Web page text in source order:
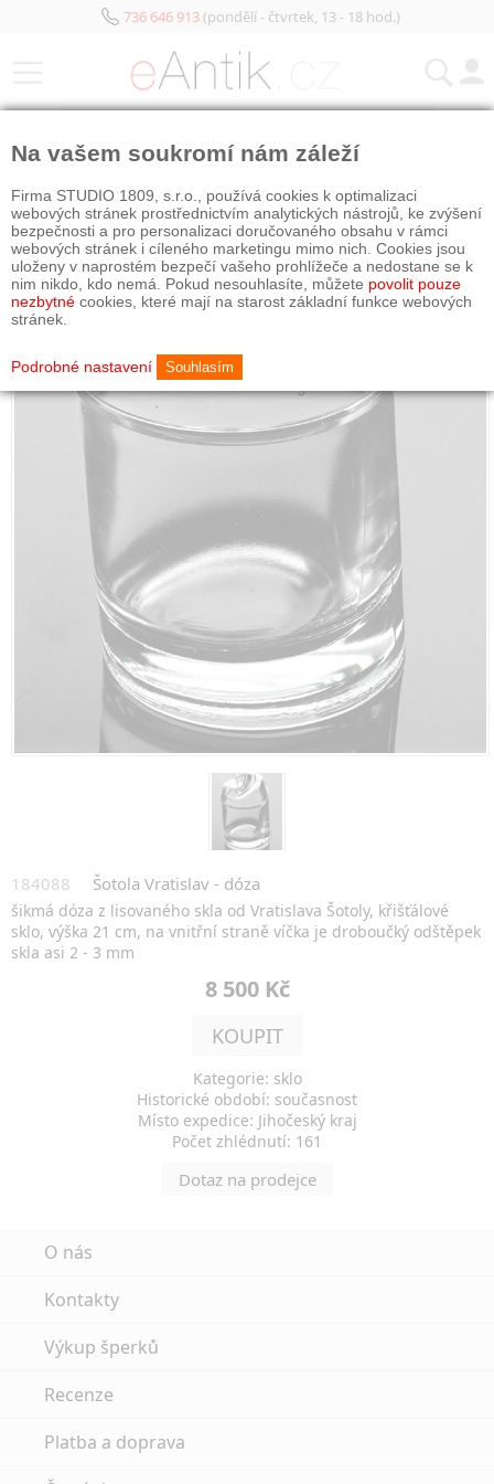
736 646 913(pondělí - čtvrtek, 13 - 18 hod.)
184088 Šotola Vratislav - dóza
šikmá dóza z lisovaného skla od Vratislava Šotoly, křišťálové
sklo, výška 21 cm, na vnitřní straně víčka je droboučký odštěpek
skla asi 2 - 3 mm
8 500 Kč
KOUPIT
Kategorie: sklo
Historické období: současnost
Místo expedice: Jihočeský kraj
Počet zhlédnutí: 161
Dotaz na prodejce
O nás
Kontakty
Výkup šperků
Recenze
Platba a doprava
Na vašem soukromí nám záleží
Firma STUDIO 1809, s.r.o., používá cookies k optimalizaci
webových stránek prostřednictvím analytických nástrojů, ke zvýšení
bezpečnosti a pro personalizaci doručovaného obsahu v rámci
webových stránek i cíleného marketingu mimo nich. Cookies jsou
uloženy v naprostém bezpečí vašeho prohlížeče a nedostane se k
nim nikdo, kdo nemá. Pokud nesouhlasíte, můžete povolit pouze
nezbytné cookies, které mají na starost základní funkce webových
stránek.
Podrobné nastavení Souhlasím